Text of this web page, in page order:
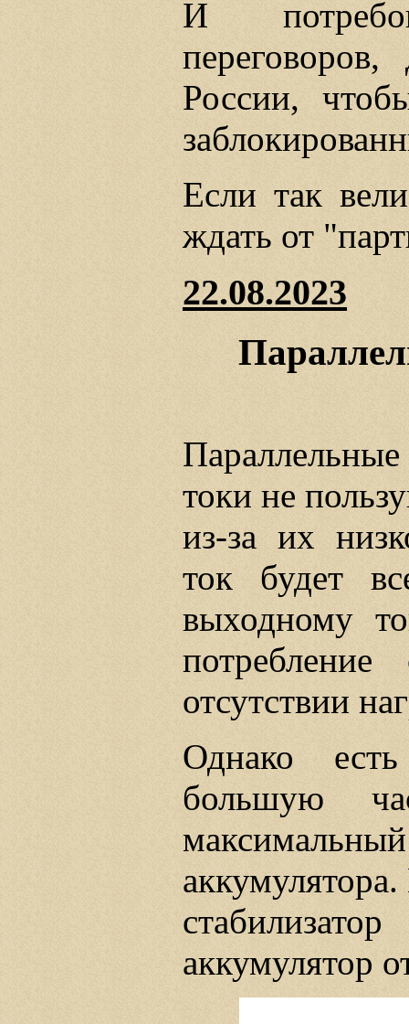
И
России,
Если так
ждать от
22.08.2023
токи не
из-за их
ток будет
выходному
отсутствии
Однако
большую
аккумулятор